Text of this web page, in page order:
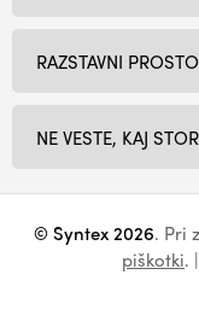
RAZSTAVNI
NE VESTE, KAJ
© Syntex 2026. Pri
piškotki.